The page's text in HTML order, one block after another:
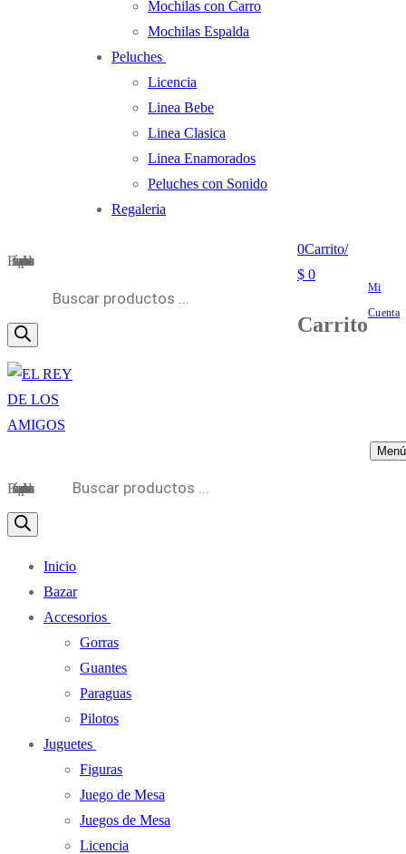
Mochilas con Carro
Mochilas Espalda
Peluches
Licencia
Linea Bebe
Linea Clasica
Linea Enamorados
Peluches con Sonido
Regaleria
Búsqueda de productos
0Carrito/
$ 0
Carrito
Mi
Cuenta
Menú
Búsqueda de productos
Inicio
Bazar
Accesorios
Gorras
Guantes
Paraguas
Pilotos
Juguetes
Figuras
Juego de Mesa
Juegos de Mesa
Licencia